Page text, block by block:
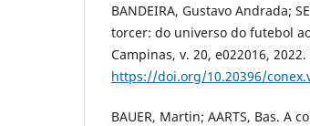
BANDEIRA, Gustavo Andrada;
torcer: do universo do futebol
Campinas, v. 20, e022016, 2022.
https://doi.org/10.20396/
BAUER, Martin; AARTS, Bas. A